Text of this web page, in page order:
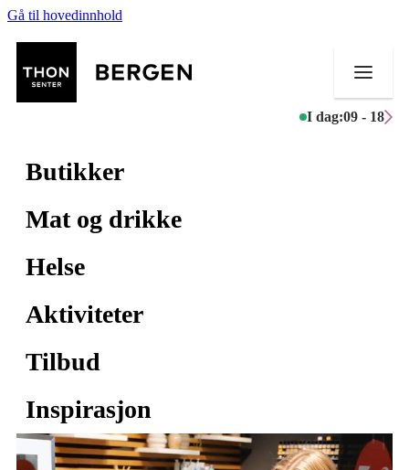
Gå til hovedinnhold
I dag:09 - 18
Butikker
Mat og drikke
Helse
Aktiviteter
Tilbud
Inspirasjon